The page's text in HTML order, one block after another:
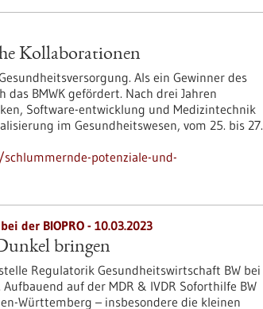
Kollaborationen
Als ein Gewinner des
BMWK gefördert. Nach drei Jahren
Software-entwicklung und Medizintechnik
im Gesundheitswesen, vom 25. bis 27.
potenziale-und-
der BIOPRO - 10.03.2023
bringen
Regulatorik Gesundheitswirtschaft BW bei
auf der MDR & IVDR Soforthilfe BW
Württemberg – insbesondere die kleinen